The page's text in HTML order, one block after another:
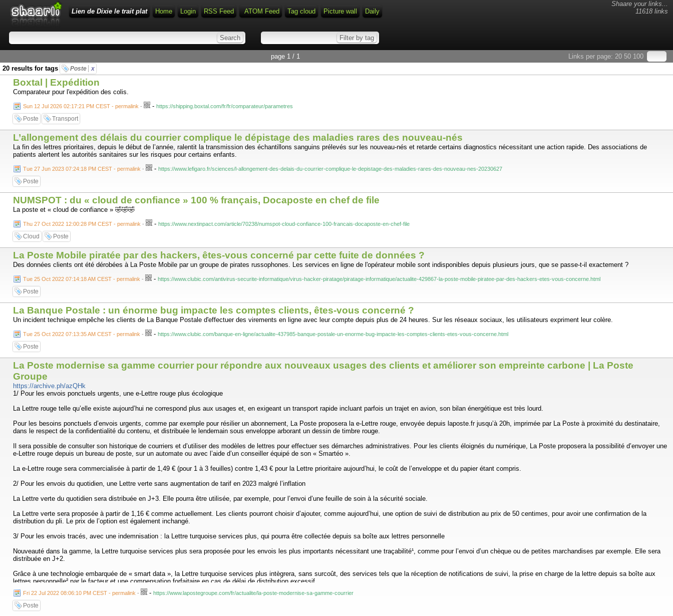
Shaare your links...
11618 links
Lien de Dixie le trait plat Home Login RSS Feed ATOM Feed Tag cloud Picture wall Daily
Links per page: 20 50 100
page 1 / 1
20 results for tags
Poste x
Boxtal | Expédition
Comparateur pour l'expédition des colis.
Sun 12 Jul 2026 02:17:21 PM CEST - permalink - - https://shipping.boxtal.com/fr/fr/comparateur/parametres
Poste Transport
L’allongement des délais du courrier complique le dépistage des maladies rares des nouveau-nés
La fin des lettres prioritaires, depuis le début de l’année, ralentit la transmission des échantillons sanguins prélevés sur les nouveau-nés et retarde certains diagnostics nécessitant une action rapide. Des associations de
patients alertent les autorités sanitaires sur les risques pour certains enfants.
Tue 27 Jun 2023 07:24:18 PM CEST - permalink - - https://www.lefigaro.fr/sciences/l-allongement-des-delais-du-courrier-complique-le-depistage-des-maladies-rares-des-nouveau-nes-20230627
Poste
NUMSPOT : du « cloud de confiance » 100 % français, Docaposte en chef de file
La poste et « cloud de confiance » 🤣🤣🤣
Thu 27 Oct 2022 12:00:28 PM CEST - permalink - - https://www.nextinpact.com/article/70238/numspot-cloud-confiance-100-francais-docaposte-en-chef-file
Cloud Poste
La Poste Mobile piratée par des hackers, êtes-vous concerné par cette fuite de données ?
Des données clients ont été dérobées à La Poste Mobile par un groupe de pirates russophones. Les services en ligne de l'opérateur mobile sont indisponibles depuis plusieurs jours, que se passe-t-il exactement ?
Tue 25 Oct 2022 07:14:18 AM CEST - permalink - - https://www.clubic.com/antivirus-securite-informatique/virus-hacker-piratage/piratage-informatique/actualite-429867-la-poste-mobile-piratee-par-des-hackers-etes-vous-concerne.html
Poste
La Banque Postale : un énorme bug impacte les comptes clients, êtes-vous concerné ?
Un incident technique empêche les clients de La Banque Postale d'effectuer des virements en ligne avec leur compte depuis plus de 24 heures. Sur les réseaux sociaux, les utilisateurs expriment leur colère.
Tue 25 Oct 2022 07:13:35 AM CEST - permalink - - https://www.clubic.com/banque-en-ligne/actualite-437985-banque-postale-un-enorme-bug-impacte-les-comptes-clients-etes-vous-concerne.html
Poste
La Poste modernise sa gamme courrier pour répondre aux nouveaux usages des clients et améliorer son empreinte carbone | La Poste
Groupe
https://archive.ph/azQHk
1/ Pour les envois ponctuels urgents, une e-Lettre rouge plus écologique
La Lettre rouge telle qu’elle existe aujourd’hui ne correspond plus aux usages et, en exigeant un transport rapide incluant parfois un trajet en avion, son bilan énergétique est très lourd.
Pour les besoins ponctuels d’envois urgents, comme par exemple pour résilier un abonnement, La Poste proposera la e-Lettre rouge, envoyée depuis laposte.fr jusqu’à 20h, imprimée par La Poste à proximité du destinataire,
dans le respect de la confidentialité du contenu, et distribuée le lendemain sous enveloppe arborant un dessin de timbre rouge.
Il sera possible de consulter son historique de courriers et d’utiliser des modèles de lettres pour effectuer ses démarches administratives. Pour les clients éloignés du numérique, La Poste proposera la possibilité d’envoyer une
e-Lettre rouge depuis un bureau de poste, sur un automate ou avec l’aide d’un conseiller équipé de son « Smartéo ».
La e-Lettre rouge sera commercialisée à partir de 1,49 € (pour 1 à 3 feuilles) contre 1,43 € pour la Lettre prioritaire aujourd’hui, le coût de l’enveloppe et du papier étant compris.
2/ Pour les envois du quotidien, une Lettre verte sans augmentation de tarif en 2023 malgré l’inflation
La Lettre verte du quotidien sera distribuée en J+3. Elle pourra être utilisée, par exemple, pour l’envoi d’une feuille de soin à la sécurité sociale.
La Lettre verte sera proposée à partir de 1,16 € comme actuellement. Les clients pourront choisir d’ajouter, comme aujourd’hui, une option de suivi de distribution au prix de 50 centimes, pour avoir une confirmation de la
distribution du pli. Le prix de l’option est également inchangé.
3/ Pour les envois tracés, avec une indemnisation : la Lettre turquoise services plus, qui pourra être collectée depuis sa boîte aux lettres personnelle
Nouveauté dans la gamme, la Lettre turquoise services plus sera proposée pour les envois les plus importants nécessitant une traçabilité¹, comme pour l’envoi d’un chèque ou de petites marchandises par exemple. Elle sera
distribuée en J+2.
Grâce à une technologie embarquée de « smart data », la Lettre turquoise services plus intègrera, sans surcoût, des services tels que la réception de notifications de suivi, la prise en charge de la lettre depuis sa boîte aux
lettres personnelle² par le facteur et une compensation forfaitaire en cas de délai de distribution excessif.
La Lettre turquoise services plus permettra l’envoi de documents comme de petits objets et sera proposée à partir de 2,95€, variable en fonction du poids (jusqu’à 2 kg).
Fri 22 Jul 2022 08:06:10 PM CEST - permalink - - https://www.lapostegroupe.com/fr/actualite/la-poste-modernise-sa-gamme-courrier
Poste